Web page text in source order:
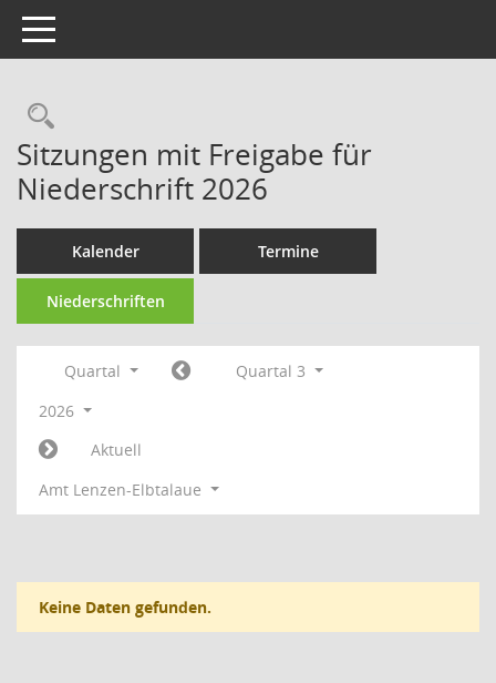
Toggle navigation
Rechercheauswahl
Sitzungen mit Freigabe für
Niederschrift 2026
Kalender Termine
Niederschriften
Quartal
Quartal 3
2026
Aktuell
Amt Lenzen-Elbtalaue
Keine Daten gefunden.